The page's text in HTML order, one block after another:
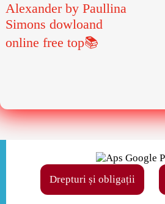
Alexander by Paullina
Simons dowloand
online free top📚
Drepturi și obligații